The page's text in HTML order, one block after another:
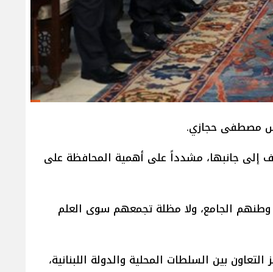
مصطفى حجازي.
إلى جانبها، مشدداً على أهمية المحافظة على
الجامع، ولا مظلة تجمعهم سوى العلم
بين السلطات المحلية والدولة اللبنانية،